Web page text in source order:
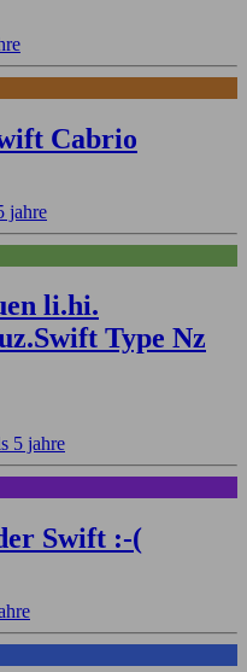
Cabrio
jahre
li.hi.
Type Nz
5 jahre
Swift :-(